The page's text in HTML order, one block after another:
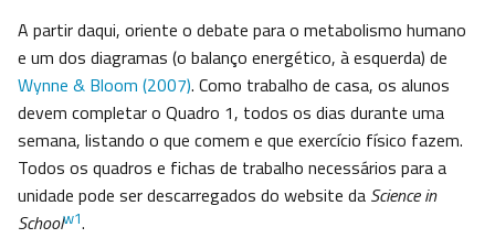
A partir daqui, oriente o debate para o metabolismo humano
e um dos diagramas (o balanço energético, à esquerda) de
Wynne & Bloom (2007). Como trabalho de casa, os alunos
devem completar o Quadro 1, todos os dias durante uma
semana, listando o que comem e que exercício físico fazem.
Todos os quadros e fichas de trabalho necessários para a
unidade pode ser descarregados do website da Science in
Schoolw1.